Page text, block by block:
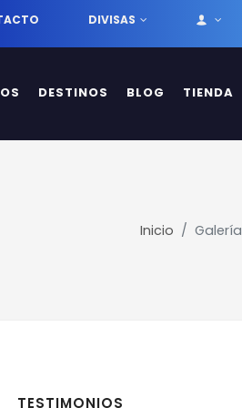
DIVISAS
DESTINOS BLOG TIENDA
Inicio Galería
TESTIMONIOS